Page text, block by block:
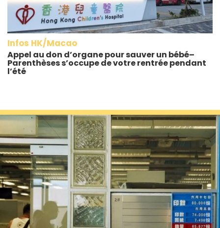
Infos HK/Macao
Appel au don d’organe pour sauver un bébé–
Parenthèses s’occupe de votre rentrée pendant
l’été